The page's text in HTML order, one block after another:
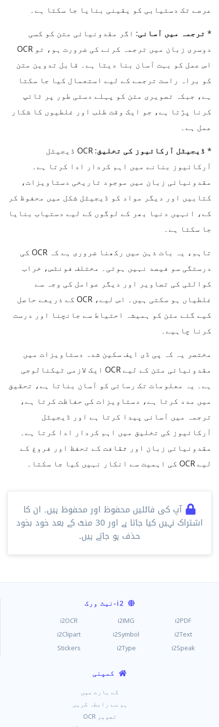
عرصے تک دستیابی کو یقینی بنایا جا سکتا ہے۔
* ترجمہ میں آسانی: اگر مقدونیائی متن کو کسی
دوسری زبان میں ترجمہ کرنے کی ضرورت ہو، تو OCR
اس عمل کو بہت آسان بنا دیتا ہے۔ قابل تدوین متن
کو براہ راست ترجمے کے لیے استعمال کیا جا سکتا
ہے، جبکہ تصویری متن کو پہلے دستی طور پر ٹائپ
کرنا پڑتا ہے، جو ایک وقت طلب اور غلطیوں کا شکار
عمل ہے۔
* ڈیجیٹل آرکائیوز کی تخلیق:
OCR ڈیجیٹل
آرکائیوز بنانے میں اہم کردار ادا کرتا ہے۔
مقدونیائی زبان میں موجود تاریخی دستاویزات،
کتابیں اور دیگر مواد کو ڈیجیٹل شکل میں محفوظ کر
کے، انہیں دنیا بھر کے لوگوں کے لیے دستیاب بنایا
جا سکتا ہے۔
تاہم، یہ بات ذہن میں رکھنا ضروری ہے کہ OCR کی
درستگی سو فیصد نہیں ہوتی۔ مختلف فونٹس، خراب
کوالٹی کی تصاویر اور دیگر عوامل کی وجہ سے
غلطیاں ہو سکتی ہیں۔ اس لیے، OCR کے ذریعے حاصل
کیے گئے متن کو ہمیشہ احتیاط سے جانچنا اور درست
کرنا چاہیے۔
مختصر یہ کہ پی ڈی ایف سکین شدہ دستاویزات میں
مقدونیائی متن کے لیے OCR ایک لازمی ٹیکنالوجی
ہے۔ یہ معلومات تک رسائی کو آسان بناتا ہے، تحقیق
میں مدد کرتا ہے، دستاویزات کی حفاظت کرتا ہے،
ترجمہ میں آسانی پیدا کرتا ہے اور ڈیجیٹل
آرکائیوز کی تخلیق میں اہم کردار ادا کرتا ہے۔
مقدونیائی زبان اور ثقافت کے تحفظ اور فروغ کے
لیے OCR کی اہمیت سے انکار نہیں کیا جا سکتا۔
آپ کی فائلیں محفوظ اور محفوظ ہیں۔ ان کا
اشتراک نہیں کیا جاتا ہے اور 30 ​​منٹ کے بعد خود بخود
حذف ہو جاتے ہیں۔
i2-نیٹ ورک
i2PDF
i2IMG
i2OCR
i2Text
i2Symbol
i2Clipart
i2Speak
i2Type
Stickers
کمپنی
کے بارے میں
ہم سے رابطہ کریں
تصویر OCR